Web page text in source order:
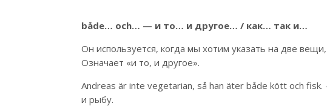
både… och… — и то… и другое… / как… так и…
Он используется, когда мы хотим указать на две
Означает «и то, и другое».
Andreas är inte vegetarian, så han äter både kött och
и рыбу.